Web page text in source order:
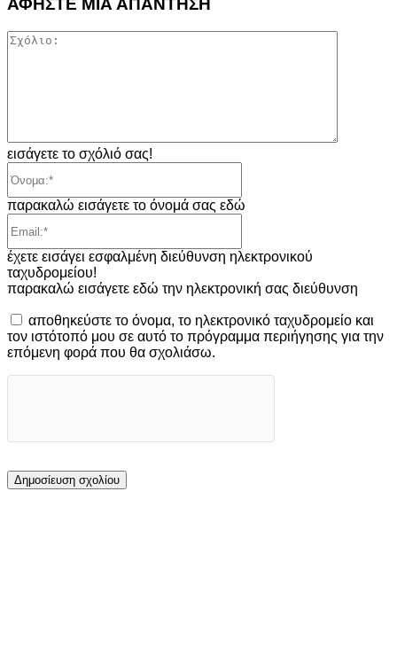
ΑΦΗΣΤΕ ΜΙΑ ΑΠΑΝΤΗΣΗ
εισάγετε το σχόλιό σας!
παρακαλώ εισάγετε το όνομά σας εδώ
έχετε εισάγει εσφαλμένη διεύθυνση ηλεκτρονικού
ταχυδρομείου!
παρακαλώ εισάγετε εδώ την ηλεκτρονική σας διεύθυνση
αποθηκεύστε το όνομα, το ηλεκτρονικό ταχυδρομείο και
τον ιστότοπό μου σε αυτό το πρόγραμμα περιήγησης για την
επόμενη φορά που θα σχολιάσω.